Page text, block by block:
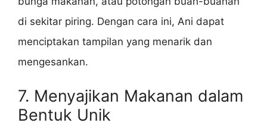
di sekitar piring. Dengan cara ini, Ani dapat
menciptakan tampilan yang menarik dan
mengesankan.
7. Menyajikan Makanan dalam
Bentuk Unik